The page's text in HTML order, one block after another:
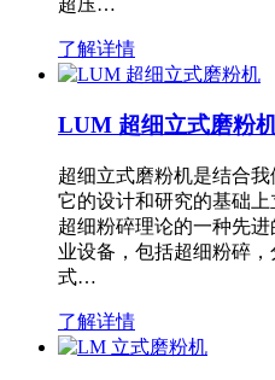
了解详情
LUM 超细立式磨粉
超细立式磨粉机是结合
它的设计和研究的基础
超细粉碎理论的一种先
业设备，包括超细粉碎
式…
了解详情